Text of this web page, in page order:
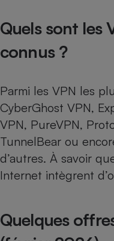
Quels sont les
connus ?
Parmi les VPN les
CyberGhost VPN,
VPN, PureVPN,
TunnelBear ou
d’autres. À savoir
Internet intègrent
Quelques